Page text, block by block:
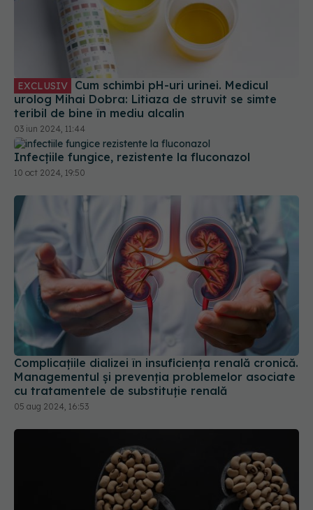
Cum schimbi pH-uri urinei. Medicul
urolog Mihai Dobra: Litiaza de struvit se simte
teribil de bine în mediu alcalin
03 iun 2024, 11:44
Infecțiile fungice, rezistente la fluconazol
10 oct 2024, 19:50
Complicațiile dializei în insuficiența renală cronică.
Managementul și prevenția problemelor asociate
cu tratamentele de substituție renală
05 aug 2024, 16:53